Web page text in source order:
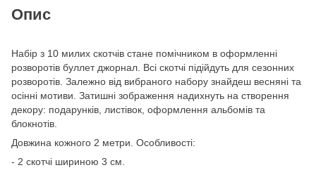
Опис
Набір з 10 милих скотчів стане помічником в оформленні
розворотів буллет джорнал. Всі скотчі підійдуть для сезонних
розворотів. Залежно від вибраного набору знайдеш весняні та
осінні мотиви. Затишні зображення надихнуть на створення
декору: подарунків, листівок, оформлення альбомів та
блокнотів.
Довжина кожного 2 метри. Особливості:
- 2 скотчі шириною 3 см.